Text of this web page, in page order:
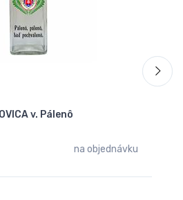
v. Pálenô
na objednávku